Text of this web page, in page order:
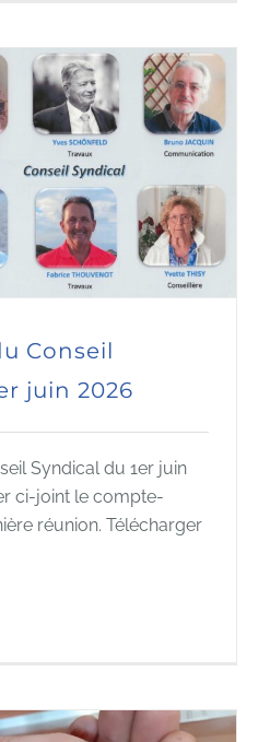
Conseil
juin 2026
Syndical du 1er juin
ci-joint le compte-
réunion. Télécharger